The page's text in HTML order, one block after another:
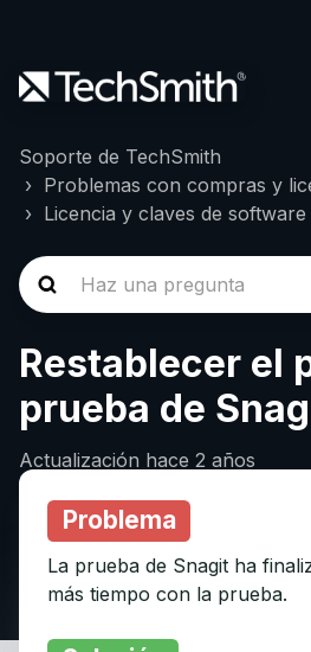
Soporte de TechSmith
Problemas con compras y
Licencia y claves de software
Restablecer el
prueba de
Actualización hace 2 años
Problema
La prueba de Snagit ha
más tiempo con la prueba.